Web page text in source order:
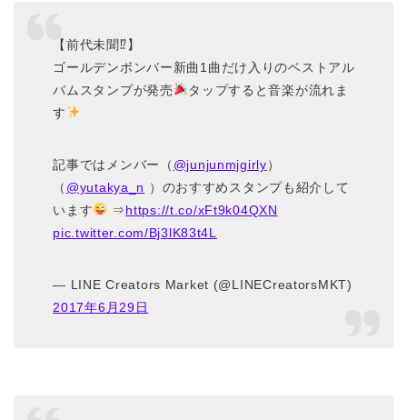
【前代未聞⁉】
ゴールデンボンバー新曲1曲だけ入りのベストアル
バムスタンプが発売
タップすると音楽が流れま
す
記事ではメンバー（ @junjunmjgirly）
（ @yutakya_n ）のおすすめスタンプも紹介して
います
⇒https://t.co/xFt9k04QXN
pic.twitter.com/Bj3lK83t4L
— LINE Creators Market (@LINECreatorsMKT)
2017年6月29日